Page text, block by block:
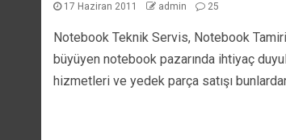
17 Haziran 2011 admin 25
Notebook Teknik Servis, Notebook
büyüyen notebook pazarında ihtiyaç
hizmetleri ve yedek parça satışı